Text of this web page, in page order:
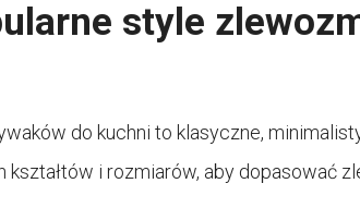
style
do kuchni to klasyczne,
i rozmiarów, aby dopasować